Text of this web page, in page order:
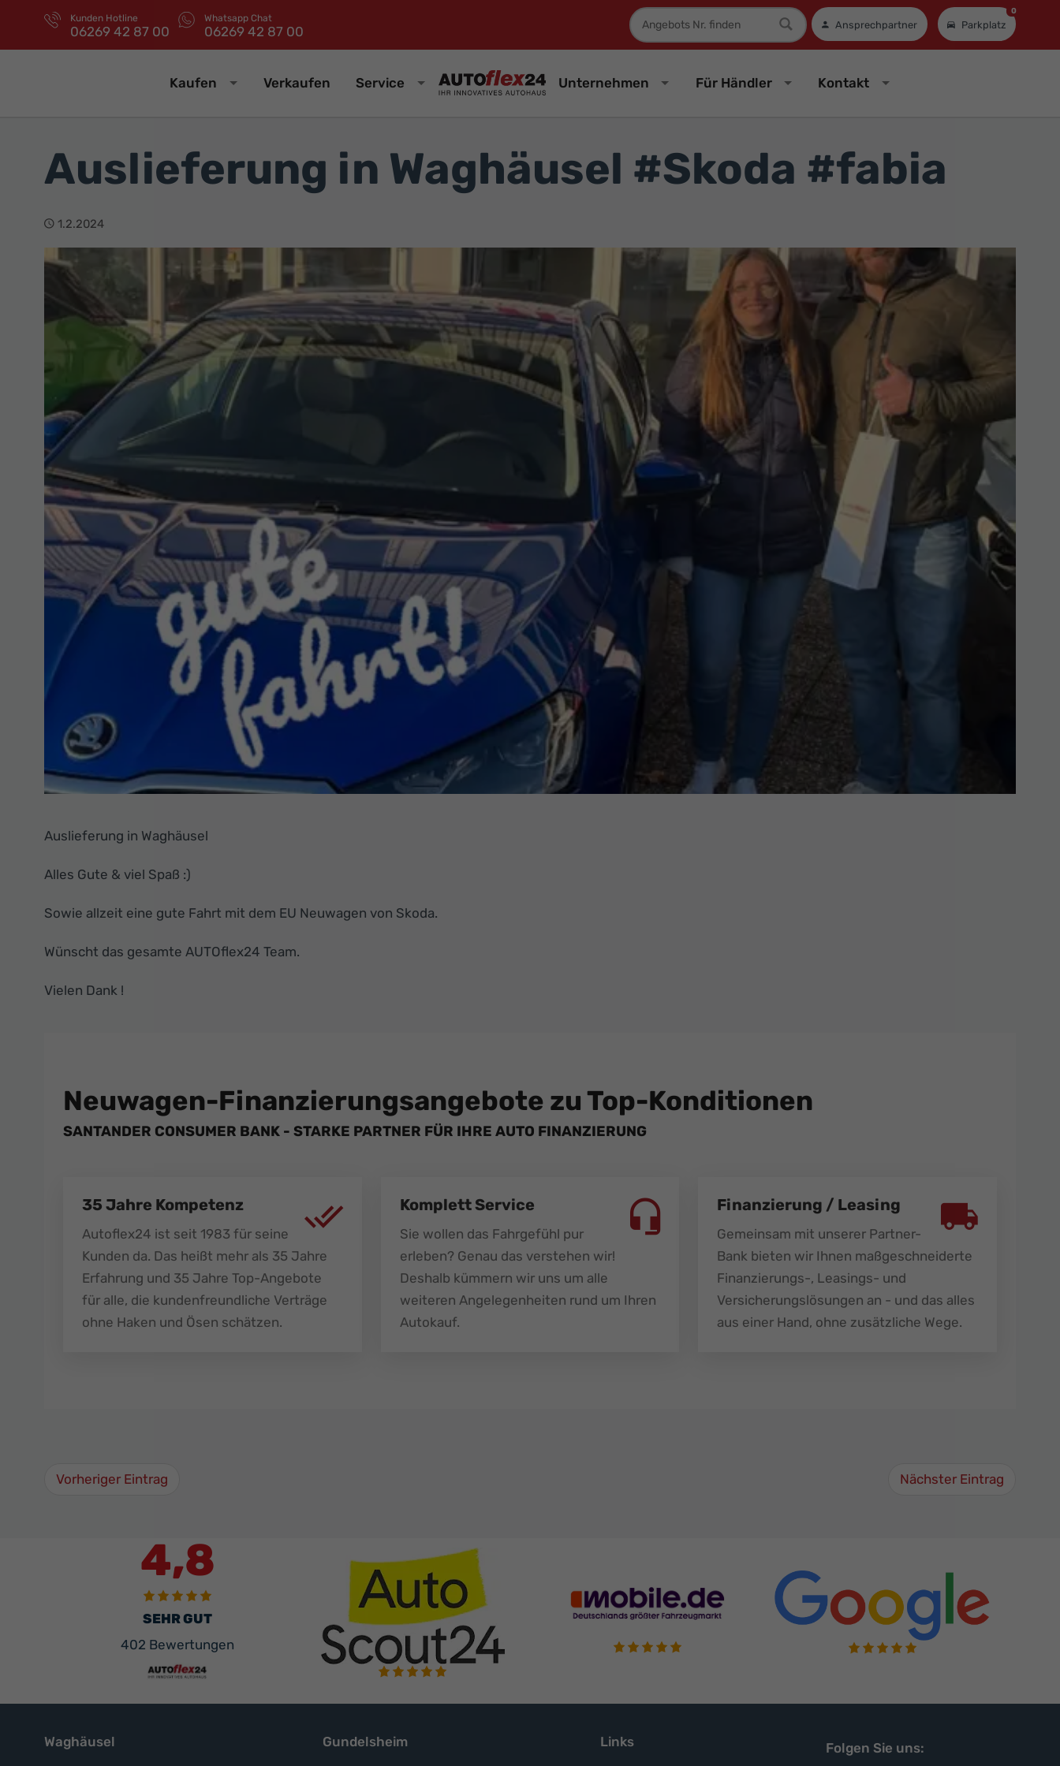
Kunden Hotline
06269 42 87 00
Whatsapp Chat
06269 42 87 00
Fahrzeugnummer
Ansprechpartner Parkplatz
0
Kaufen Verkaufen Service Unternehmen Für Händler Kontakt
Auslieferung in Waghäusel #Skoda #fabia
1.2.2024
Auslieferung in Waghäusel
Alles Gute & viel Spaß :)
Sowie allzeit eine gute Fahrt mit dem EU Neuwagen von Skoda.
Wünscht das gesamte AUTOflex24 Team.
Vielen Dank !
Neuwagen-Finanzierungsangebote zu Top-Konditionen
SANTANDER CONSUMER BANK - STARKE PARTNER FÜR IHRE AUTO FINANZIERUNG
35 Jahre Kompetenz
Autoflex24 ist seit 1983 für seine
Kunden da. Das heißt mehr als 35 Jahre
Erfahrung und 35 Jahre Top-Angebote
für alle, die kundenfreundliche Verträge
ohne Haken und Ösen schätzen.
Komplett Service
Sie wollen das Fahrgefühl pur
erleben? Genau das verstehen wir!
Deshalb kümmern wir uns um alle
weiteren Angelegenheiten rund um Ihren
Autokauf.
Finanzierung / Leasing
Gemeinsam mit unserer Partner-
Bank bieten wir Ihnen maßgeschneiderte
Finanzierungs-, Leasings- und
Versicherungslösungen an - und das alles
aus einer Hand, ohne zusätzliche Wege.
Vorheriger Eintrag Nächster Eintrag
4,8
SEHR GUT
402 Bewertungen
Waghäusel Gundelsheim Links Folgen Sie uns: